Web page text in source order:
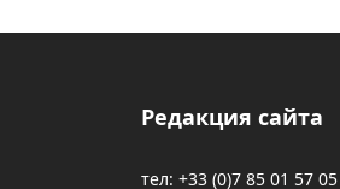
Редакция сайта
тел: +33 (0)7 85 01 57 05